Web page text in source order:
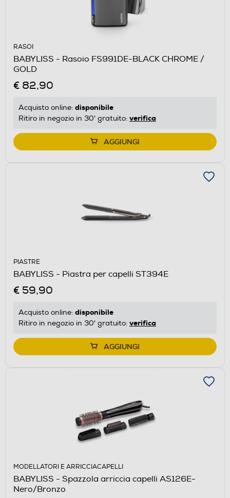
RASOI
BABYLISS - Rasoio FS991DE-BLACK CHROME /
GOLD
€ 82,90
Acquisto online: disponibile
Ritiro in negozio in 30' gratuito: verifica
AGGIUNGI
PIASTRE
BABYLISS - Piastra per capelli ST394E
€ 59,90
Acquisto online: disponibile
Ritiro in negozio in 30' gratuito: verifica
AGGIUNGI
MODELLATORI E ARRICCIACAPELLI
BABYLISS - Spazzola arriccia capelli AS126E-
Nero/Bronzo